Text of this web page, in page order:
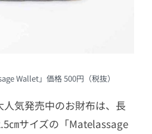
Wallet」価格 500円（税抜）
気発売中のお財布は、長
㎝サイズの「Matelassage